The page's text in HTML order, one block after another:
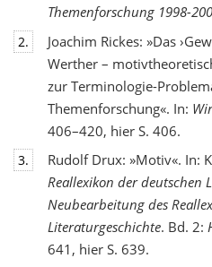
Themenforschung 1998-
2.
Joachim Rickes: »Das
Werther –
zur Terminologie-
Themenforschung«. In:
406–420, hier S. 406.
3.
Rudolf Drux: »Motiv«. In:
Reallexikon der deutschen
Neubearbeitung des
Literaturgeschichte. Bd. 2:
641, hier S. 639.